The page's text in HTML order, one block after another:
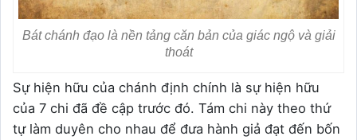
Bát chánh đạo là nền tảng căn bản của giác ngộ và giải
thoát
Sự hiện hữu của chánh định chính là sự hiện hữu
của 7 chi đã đề cập trước đó. Tám chi này theo thứ
tự làm duyên cho nhau để đưa hành giả đạt đến bốn